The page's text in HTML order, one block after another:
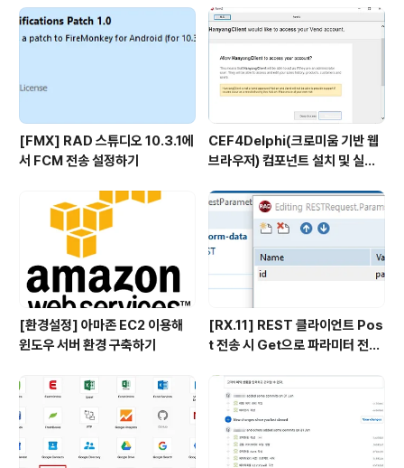
[FMX] RAD 스튜디오 10.3.1에
서 FCM 전송 설정하기
CEF4Delphi(크로미움 기반 웹
브라우저) 컴포넌트 설치 및 실행
[환경설정] 아마존 EC2 이용해
윈도우 서버 환경 구축하기
[RX.11] REST 클라이언트 Pos
t 전송 시 Get으로 파라미터 전송